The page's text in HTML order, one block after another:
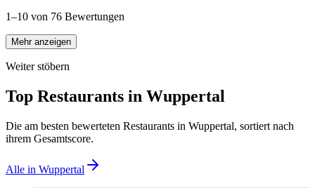
1–10 von 76 Bewertungen
Mehr anzeigen
Weiter stöbern
Top Restaurants in Wuppertal
Die am besten bewerteten Restaurants in Wuppertal, sortiert nach
ihrem Gesamtscore.
Alle in Wuppertal